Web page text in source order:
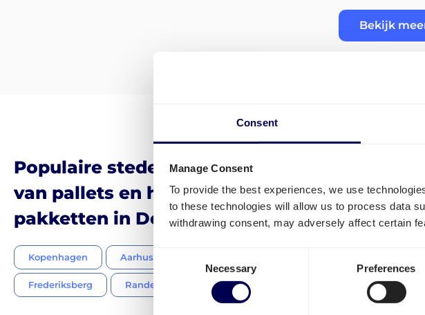
Consent
Manage Consent
To provide the best experiences, we use
to these technologies will allow us to process data
withdrawing consent, may adversely affect certain
Selection
Necessary Preferences
Bekijk
Populaire steden voor het versturen
van pallets en het leveren van
pakketten in Denemarken
Kopenhagen Aarhus
Frederiksberg Randers Viborg
In